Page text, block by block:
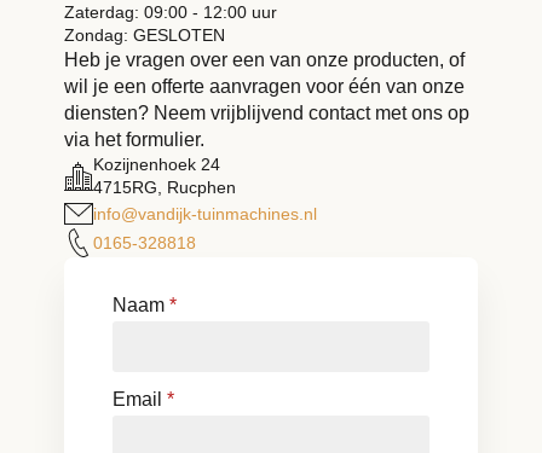
Zaterdag: 09:00 - 12:00 uur
Zondag: GESLOTEN
Heb je vragen over een van onze producten, of
wil je een offerte aanvragen voor één van onze
diensten? Neem vrijblijvend contact met ons op
via het formulier.
Kozijnenhoek 24
4715RG, Rucphen
info@vandijk-tuinmachines.nl
0165-328818
Naam *
Email *